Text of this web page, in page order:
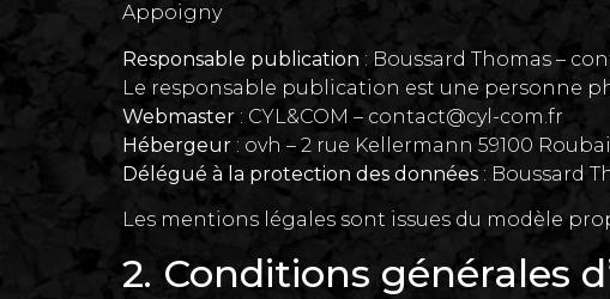
Appoigny
Responsable publication : Boussard Thomas –
Le responsable publication est une personne
Webmaster : CYL&COM – contact@cyl-com.fr
Hébergeur : ovh – 2 rue Kellermann 59100
Délégué à la protection des données : Boussard
Les mentions légales sont issues du modèle
2. Conditions générales